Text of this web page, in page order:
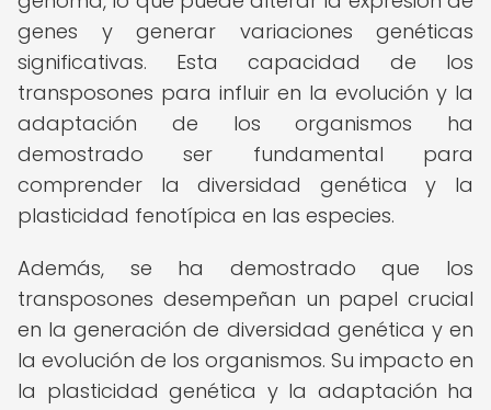
genes y generar variaciones genéticas
significativas. Esta capacidad de los
transposones para influir en la evolución y la
adaptación de los organismos ha
demostrado ser fundamental para
comprender la diversidad genética y la
plasticidad fenotípica en las especies.
Además, se ha demostrado que los
transposones desempeñan un papel crucial
en la generación de diversidad genética y en
la evolución de los organismos. Su impacto en
la plasticidad genética y la adaptación ha